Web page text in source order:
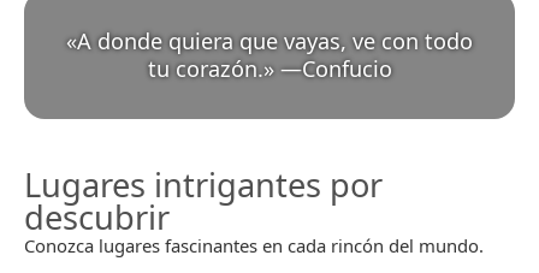
«A donde quiera que vayas, ve con todo
tu corazón.» —Confucio
Lugares intrigantes por
descubrir
Conozca lugares fascinantes en cada rincón del mundo.